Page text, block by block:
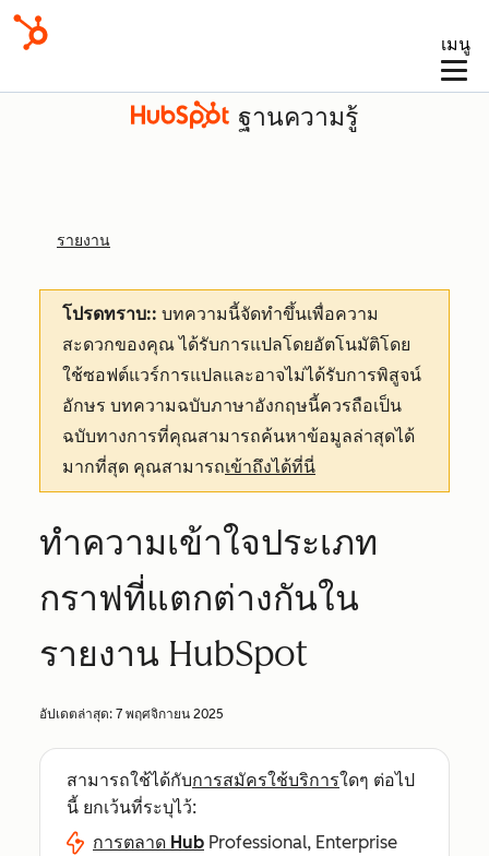
เมนู
ฐานความรู้
รายงาน
โปรดทราบ:: บทความนี้จัดทำขึ้นเพื่อความ
สะดวกของคุณได้รับการแปลโดยอัตโนมัติโดย
ใช้ซอฟต์แวร์การแปลและอาจไม่ได้รับการพิสูจน์
อักษร บทความฉบับภาษาอังกฤษนี้ควรถือเป็น
ฉบับทางการที่คุณสามารถค้นหาข้อมูลล่าสุดได้
มากที่สุด คุณสามารถเข้าถึงได้ที่นี่
ทำความเข้าใจประเภท
กราฟที่แตกต่างกันใน
รายงาน HubSpot
อัปเดตล่าสุด: 7 พฤศจิกายน 2025
สามารถใช้ได้กับการสมัครใช้บริการใดๆ ต่อไป
นี้ ยกเว้นที่ระบุไว้:
การตลาด Hub Professional, Enterprise